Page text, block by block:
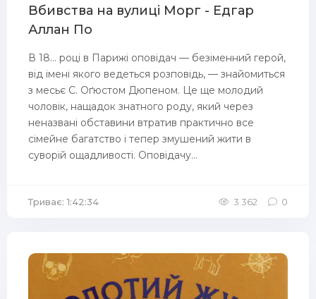
Вбивства на вулиці Морг - Едгар
Аллан По
В 18… році в Парижі оповідач — безіменний герой,
від імені якого ведеться розповідь, — знайомиться
з месьє С. Оґюстом Дюпеном. Це ще молодий
чоловік, нащадок знатного роду, який через
неназвані обставини втратив практично все
сімейне багатство і тепер змушений жити в
суворій ощадливості. Оповідачу...
Триває: 1:42:34 3 362 0